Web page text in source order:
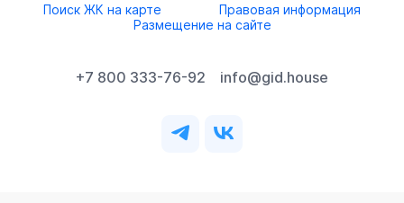
Поиск ЖК на карте
Правовая информация
Размещение на сайте
+7 800 333-76-92 info@gid.house